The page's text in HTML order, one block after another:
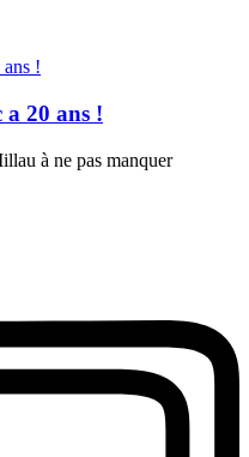
a 20 ans !
à ne pas manquer